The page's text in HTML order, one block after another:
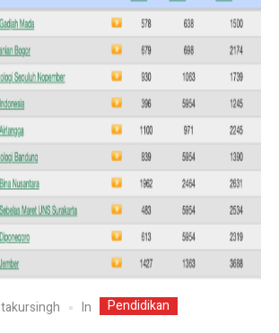
takursingh In Pendidikan